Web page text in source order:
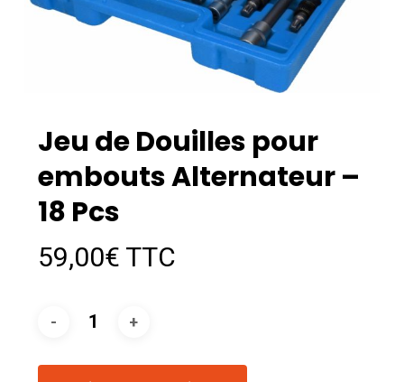
Jeu de Douilles pour
embouts Alternateur –
18 Pcs
59,00€ TTC